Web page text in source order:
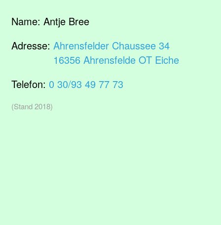
Name: Antje Bree
Adresse: Ahrensfelder Chaussee 34
16356 Ahrensfelde OT Eiche
Telefon: 0 30/93 49 77 73
(Stand 2018)